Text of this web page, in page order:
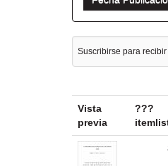
Suscribirse para
Vista
previa
???